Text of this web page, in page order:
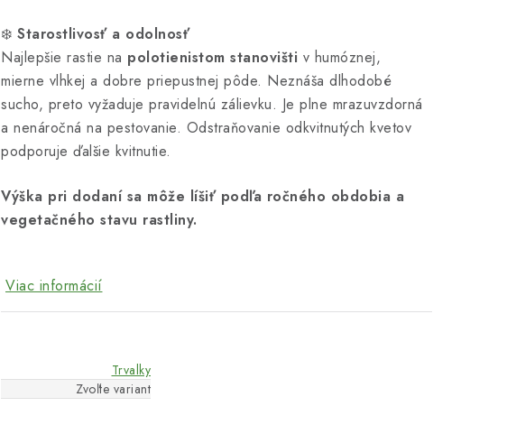
❄️ Starostlivosť a odolnosť
Najlepšie rastie na polotienistom stanovišti v humóznej,
mierne vlhkej a dobre priepustnej pôde. Neznáša dlhodobé
sucho, preto vyžaduje pravidelnú zálievku. Je plne mrazuvzdorná
a nenáročná na pestovanie. Odstraňovanie odkvitnutých kvetov
podporuje ďalšie kvitnutie.
Výška pri dodaní sa môže líšiť podľa ročného obdobia a
vegetačného stavu rastliny.
Viac informácií
Trvalky
Zvoľte variant